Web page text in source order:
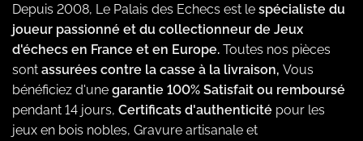
Depuis 2008, Le Palais des Echecs est le spécialiste du
joueur passionné et du collectionneur de Jeux
d'échecs en France et en Europe. Toutes nos pièces
sont assurées contre la casse à la livraison, Vous
bénéficiez d'une garantie 100% Satisfait ou remboursé
pendant 14 jours, Certificats d'authenticité pour les
jeux en bois nobles, Gravure artisanale et